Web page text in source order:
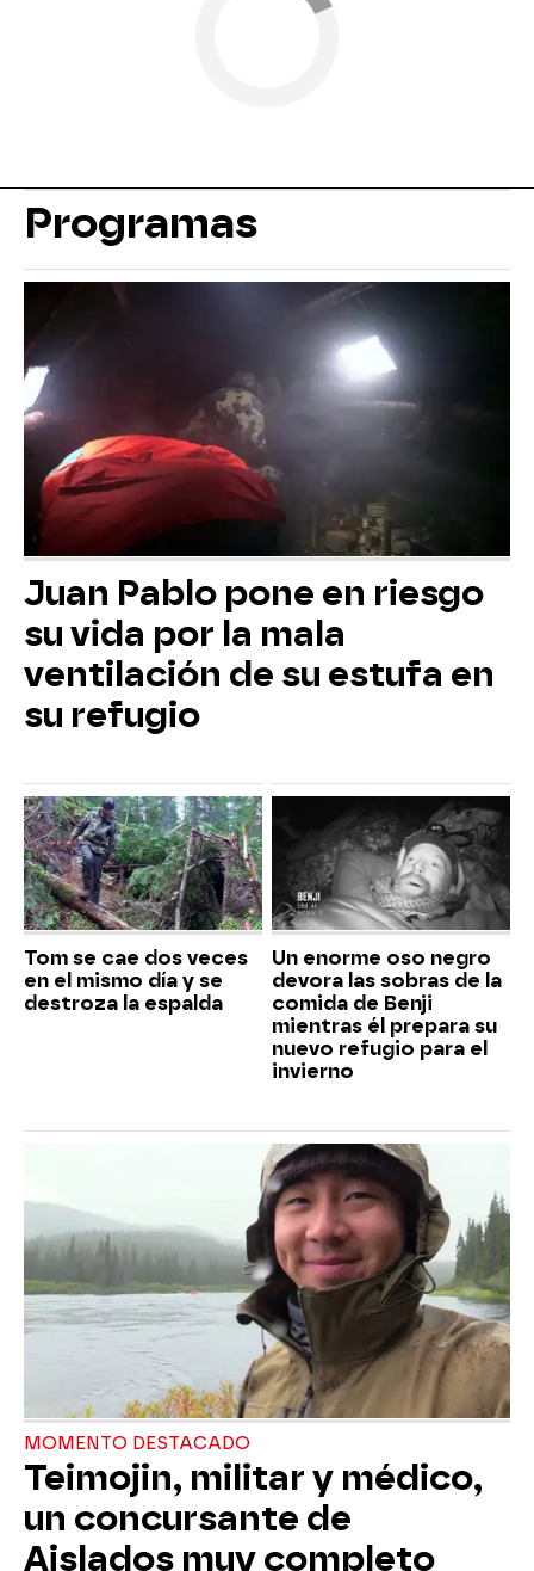
Programas
Juan Pablo pone en riesgo
su vida por la mala
ventilación de su estufa en
su refugio
Tom se cae dos veces
en el mismo día y se
destroza la espalda
Un enorme oso negro
devora las sobras de la
comida de Benji
mientras él prepara su
nuevo refugio para el
invierno
MOMENTO DESTACADO
Teimojin, militar y médico,
un concursante de
Aislados muy completo